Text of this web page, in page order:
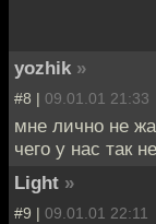
yozhik »
#8 | 09.01.01 21:33
мне лично не
чего у нас так
Light »
#9 | 09.01.01 22:11